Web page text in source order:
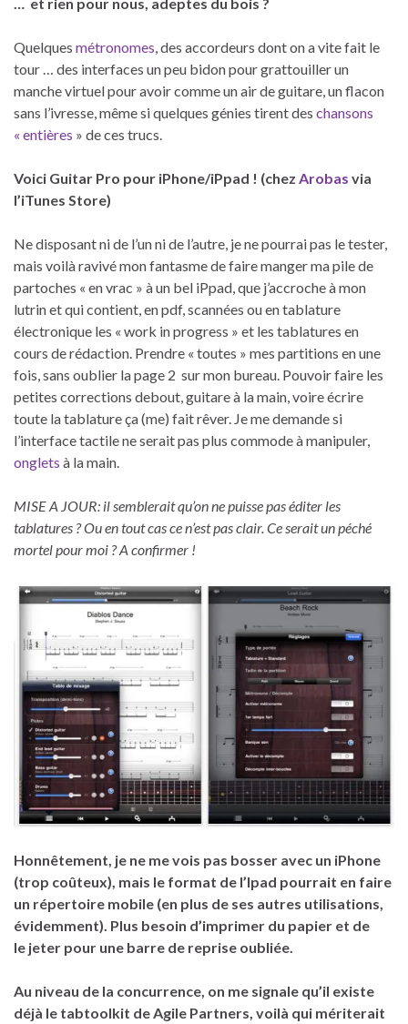
Quelques métronomes , des accordeurs dont on a vite fait le
tour … des interfaces un peu bidon pour grattouiller un
manche virtuel pour avoir comme un air de guitare, un flacon
sans l’ivresse, même si quelques génies tirent des chansons
« entières » de ces trucs.
Voici Guitar Pro pour iPhone/iPpad ! (chez Arobas via
l’iTunes Store)
Ne disposant ni de l’un ni de l’autre, je ne pourrai pas le tester,
mais voilà ravivé mon fantasme de faire manger ma pile de
partoches « en vrac » à un bel iPpad, que j’accroche à mon
lutrin et qui contient, en pdf, scannées ou en tablature
électronique les « work in progress » et les tablatures en
cours de rédaction. Prendre « toutes » mes partitions en une
fois, sans oublier la page 2 sur mon bureau. Pouvoir faire les
petites corrections debout, guitare à la main, voire écrire
toute la tablature ça (me) fait rêver. Je me demande si
l’interface tactile ne serait pas plus commode à manipuler,
onglets à la main.
MISE A JOUR: il semblerait qu’on ne puisse pas éditer les
tablatures ? Ou en tout cas ce n’est pas clair. Ce serait un péché
mortel pour moi ? A confirmer !
Honnêtement, je ne me vois pas bosser avec un iPhone
(trop coûteux), mais le format de l’Ipad pourrait en faire
un répertoire mobile (en plus de ses autres utilisations,
évidemment). Plus besoin d’imprimer du papier et de
le jeter pour une barre de reprise oubliée.
Au niveau de la concurrence, on me signale qu’il existe
déjà le tabtoolkit de Agile Partners, voilà qui mériterait